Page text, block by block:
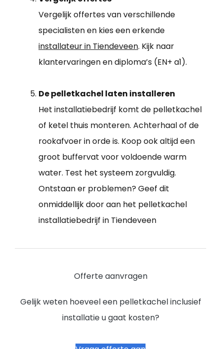
Vergelijk offertes van verschillende
specialisten en kies een erkende
installateur in Tiendeveen. Kijk naar
klantervaringen en diploma’s (EN+ a1).
De pelletkachel laten installeren
Het installatiebedrijf komt de pelletkachel
of ketel thuis monteren. Achterhaal of de
rookafvoer in orde is. Koop ook altijd een
groot buffervat voor voldoende warm
water. Test het systeem zorgvuldig.
Ontstaan er problemen? Geef dit
onmiddellijk door aan het pelletkachel
installatiebedrijf in Tiendeveen
Offerte aanvragen
Gelijk weten hoeveel een pelletkachel inclusief
installatie u gaat kosten?